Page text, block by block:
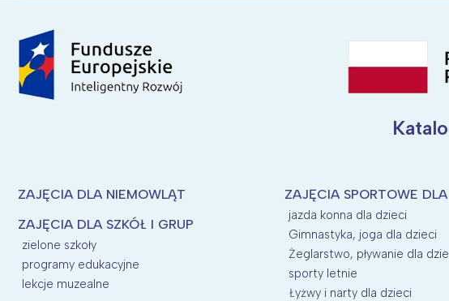
ZAJĘCIA DLA NIEMOWLĄT
ZAJĘCIA DLA SZKÓŁ I GRUP
zielone szkoły
programy edukacyjne
lekcje muzealne
ZAJĘCIA SPORTOWE
jazda konna dla dzieci
Gimnastyka, joga dla dzieci
Żeglarstwo, pływanie dla
sporty letnie
Łyżwy i narty dla dzieci